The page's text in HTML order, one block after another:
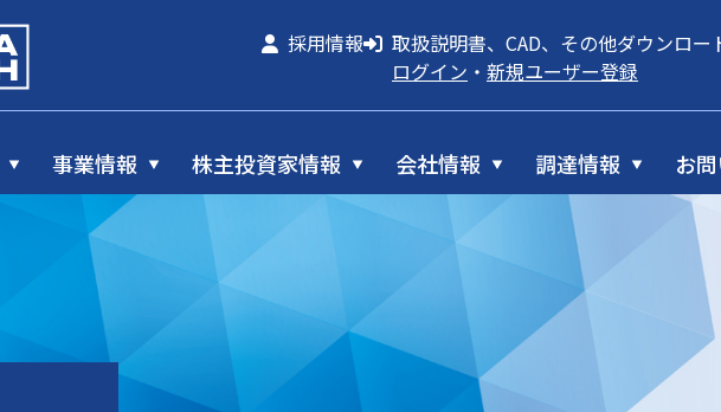
採用情報
取扱説明書、CAD、その他ダウンロー
ログイン ・ 新規ユーザー登録
事業情報 株主投資家情報 会社情報 調達情報 お